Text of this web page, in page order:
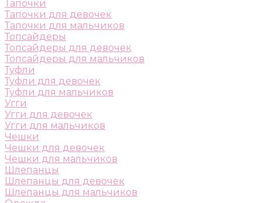
Тапочки
Тапочки для девочек
Тапочки для мальчиков
Топсайдеры
Топсайдеры для девочек
Топсайдеры для мальчиков
Туфли
Туфли для девочек
Туфли для мальчиков
Угги
Угги для девочек
Угги для мальчиков
Чешки
Чешки для девочек
Чешки для мальчиков
Шлепанцы
Шлепанцы для девочек
Шлепанцы для мальчиков